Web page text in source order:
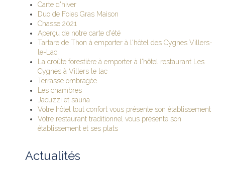
Carte d'hiver
Duo de Foies Gras Maison
Chasse 2021
Aperçu de notre carte d'été
Tartare de Thon à emporter à l'hôtel des Cygnes Villers-
le-Lac
La croûte forestière à emporter à l'hôtel restaurant Les
Cygnes à Villers le lac
Terrasse ombragée
Les chambres
Jacuzzi et sauna
Votre hôtel tout confort vous présente son établissement
Votre restaurant traditionnel vous présente son
établissement et ses plats
Actualités